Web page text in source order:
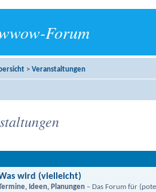
Forum
> Veranstaltungen
wird (vielleicht)
Ideen, Planungen – Das Forum für